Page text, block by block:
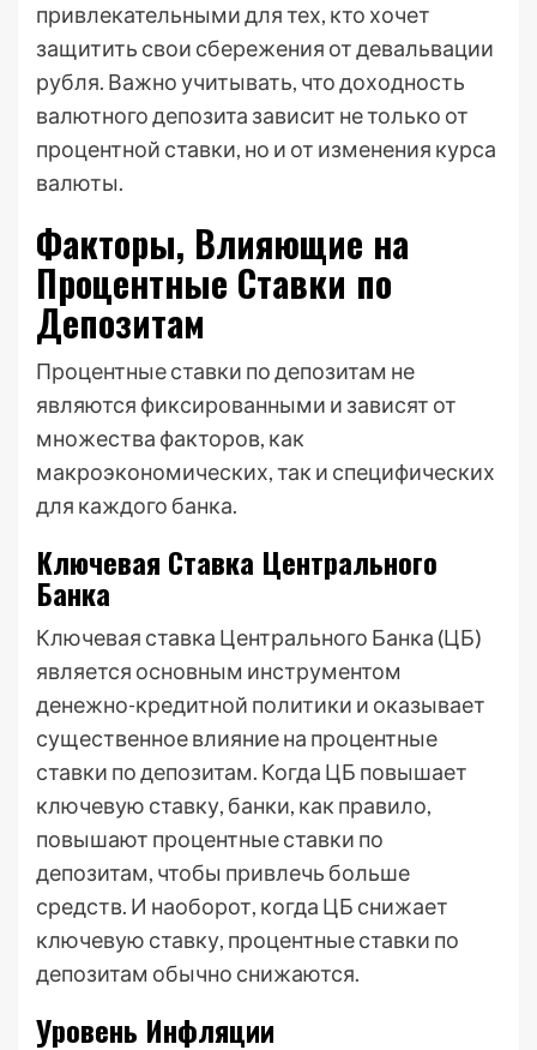
привлекательными для тех, кто хочет
защитить свои сбережения от девальвации
рубля. Важно учитывать, что доходность
валютного депозита зависит не только от
процентной ставки, но и от изменения курса
валюты.
Факторы, Влияющие на
Процентные Ставки по
Депозитам
Процентные ставки по депозитам не
являются фиксированными и зависят от
множества факторов, как
макроэкономических, так и специфических
для каждого банка.
Ключевая Ставка Центрального
Банка
Ключевая ставка Центрального Банка (ЦБ)
является основным инструментом
денежно-кредитной политики и оказывает
существенное влияние на процентные
ставки по депозитам. Когда ЦБ повышает
ключевую ставку, банки, как правило,
повышают процентные ставки по
депозитам, чтобы привлечь больше
средств. И наоборот, когда ЦБ снижает
ключевую ставку, процентные ставки по
депозитам обычно снижаются.
Уровень Инфляции